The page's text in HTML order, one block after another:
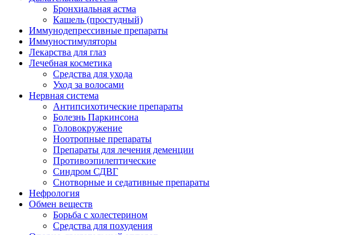
Бронхиальная астма
Кашель (простудный)
Иммунодепрессивные препараты
Иммуностимуляторы
Лекарства для глаз
Лечебная косметика
Средства для ухода
Уход за волосами
Нервная система
Антипсихотические препараты
Болезнь Паркинсона
Головокружение
Ноотропные препараты
Препараты для лечения деменции
Противоэпилептические
Синдром СДВГ
Снотворные и седативные препараты
Нефрология
Обмен веществ
Борьба с холестерином
Средства для похудения